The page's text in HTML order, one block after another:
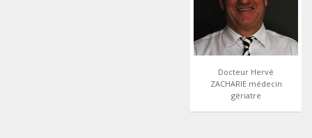
Docteur Hervé
ZACHARIE médecin
gériatre